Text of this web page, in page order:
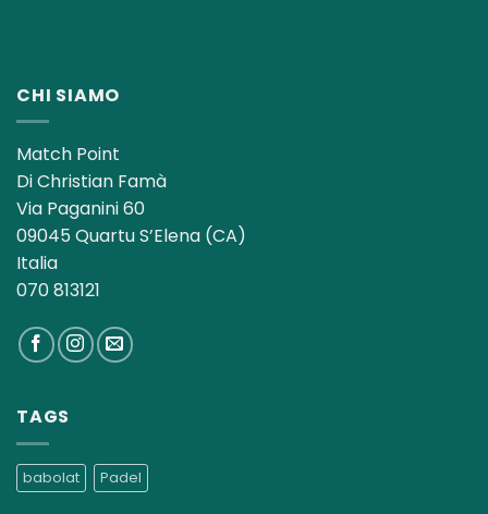
CHI SIAMO
Match Point
Di Christian Famà
Via Paganini 60
09045 Quartu S’Elena (CA)
Italia
070 813121
TAGS
babolat Padel